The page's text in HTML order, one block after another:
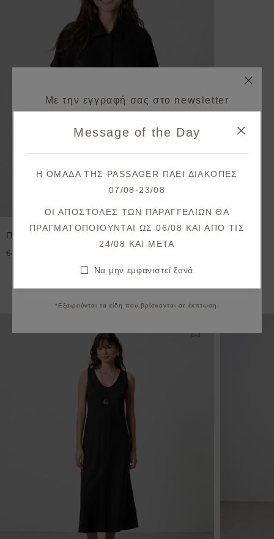
Πουκάμισο κροπ με τσέπες
€49,90
Μπορεί να σας ενδιαφέρουν
Με την εγγραφή σας στο newsletter
στην πρώτη σας παραγγελία!
παραλαβές & μοναδικές προσφορές.
Συμφωνώ με τους όρους και προϋποθέσεις
*Εξαιρούνται τα είδη που βρίσκονται σε έκπτωση.
Message of the Day
Η ΟΜΑΔΑ ΤΗΣ PASSAGER ΠΑΕΙ ΔΙΑΚΟΠΕΣ
07/08-23/08
ΟΙ ΑΠΟΣΤΟΛΕΣ ΤΩΝ ΠΑΡΑΓΓΕΛΙΩΝ ΘΑ
ΠΡΑΓΜΑΤΟΠΟΙΟΥΝΤΑΙ ΩΣ 06/08 ΚΑΙ ΑΠΟ ΤΙΣ
24/08 KAI META
Να μην εμφανιστεί ξανά